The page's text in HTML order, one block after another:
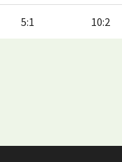
5:1 10:2